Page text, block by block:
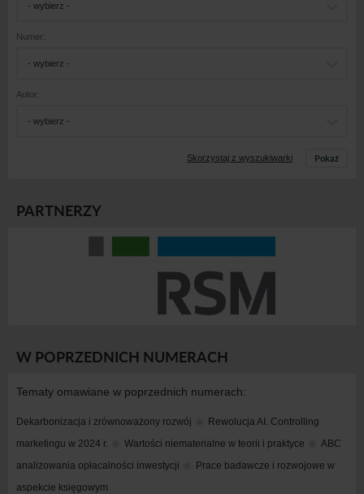
- wybierz -
Numer:
- wybierz -
Autor:
- wybierz -
Skorzystaj z wyszukiwarki Pokaż
PARTNERZY
W POPRZEDNICH NUMERACH
Tematy omawiane w poprzednich numerach:
Dekarbonizacja i zrównoważony rozwój
Rewolucja AI. Controlling
marketingu w 2024 r.
Wartości niematerialne w teorii i praktyce
ABC
analizowania opłacalności inwestycji
Prace badawcze i rozwojowe w
aspekcie księgowym